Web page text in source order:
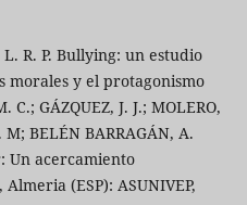
L. R. P. Bullying: un estudio
morales y el protagonismo
C.; GÁZQUEZ, J. J.; MOLERO,
BELÉN BARRAGÁN, A.
Un acercamiento
(ESP): ASUNIVEP,